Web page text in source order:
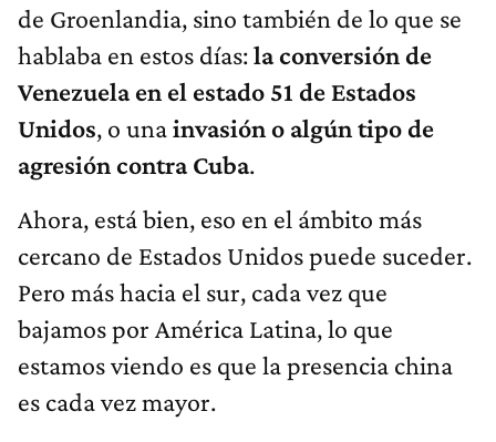
de Groenlandia, sino también de lo que se
hablaba en estos días:la conversión de
Venezuela en el estado 51 de Estados
Unidos, o unainvasión o algún tipo de
agresión contra Cuba.
Ahora, está bien, eso en el ámbito más
cercano de Estados Unidos puede suceder.
Pero más hacia el sur, cada vez que
bajamos por América Latina, lo que
estamos viendo es que la presencia china
es cada vez mayor.